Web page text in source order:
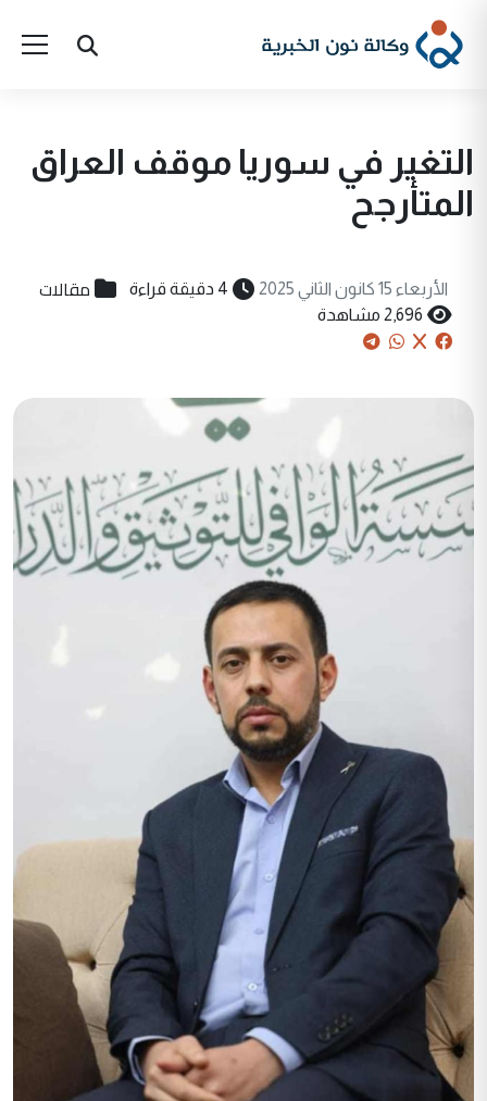
التغير في سوريا موقف العراق
المتأرجح
الأربعاء 15 كانون الثاني 2025 4 دقيقة قراءة مقالات
2,696 مشاهدة